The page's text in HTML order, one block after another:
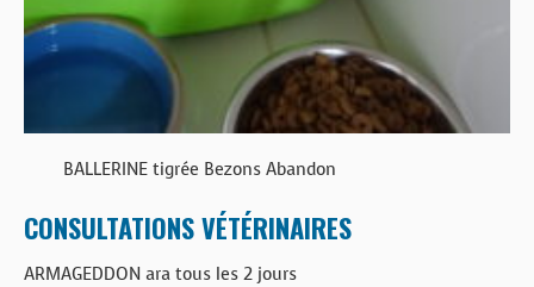
BALLERINE tigrée Bezons Abandon
CONSULTATIONS VÉTÉRINAIRES
ARMAGEDDON ara tous les 2 jours